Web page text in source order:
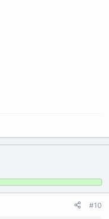
#10